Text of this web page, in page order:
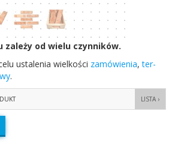
zależy od wielu czynników.
ustal­e­nia wielkości zamówienia,ter­
.
LISTA ›